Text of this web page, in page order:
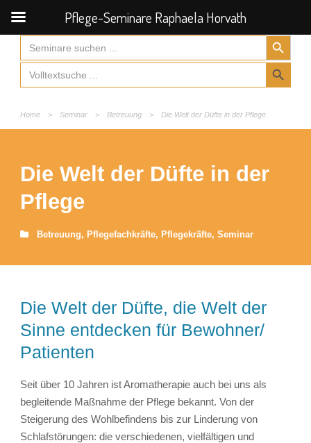
Search
for:
Search Button
Search
for:
Search Button
Home > Seminar > Betreuung > Die Welt der Düfte in der Pflege
Die Welt der Düfte in der
Pflege
Betreuung, Pflegefachkräfte, Pflegekräfte, Seminar
Die Welt der Düfte, die Welt der
Sinne entdecken für Bewohner/
Patienten
Seit über 10 Jahren ist Aromatherapie auch bei uns als
begleitende Maßnahme der Pflege bekannt. Von der
Steigerung des Wohlbefindens bis zur Linderung von
Schlafstörungen: die verschiedenen, vielfältigen und
Pflege-Seminare Raphaela Horvath